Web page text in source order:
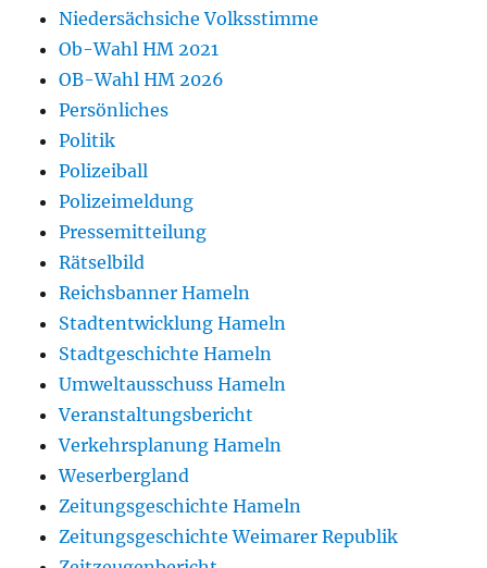
Niedersächsiche Volksstimme
Ob-Wahl HM 2021
OB-Wahl HM 2026
Persönliches
Politik
Polizeiball
Polizeimeldung
Pressemitteilung
Rätselbild
Reichsbanner Hameln
Stadtentwicklung Hameln
Stadtgeschichte Hameln
Umweltausschuss Hameln
Veranstaltungsbericht
Verkehrsplanung Hameln
Weserbergland
Zeitungsgeschichte Hameln
Zeitungsgeschichte Weimarer Republik